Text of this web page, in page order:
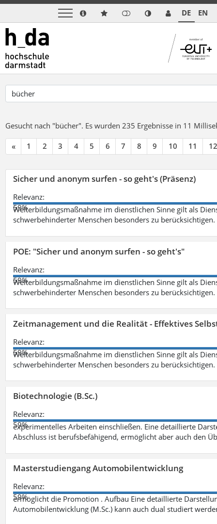
DE EN
Gesucht nach "bücher". Es wurden 235 Ergebnisse in 11
« 1 2 3 4 5 6 7 8 9 10 11 12
Sicher und anonym surfen - so geht's (Präsenz)
Relevanz:
59%
Weiterbildungsmaßnahme im dienstlichen Sinne gilt als
schwerbehinderter Menschen besonders zu berücksichtigen.
POE: "Sicher und anonym surfen - so geht's"
Relevanz:
59%
Weiterbildungsmaßnahme im dienstlichen Sinne gilt als
schwerbehinderter Menschen besonders zu berücksichtigen.
Zeitmanagement und die Realität - Effektives
Relevanz:
59%
Weiterbildungsmaßnahme im dienstlichen Sinne gilt als
schwerbehinderter Menschen besonders zu berücksichtigen.
Biotechnologie (B.Sc.)
Relevanz:
59%
experimentelles Arbeiten einschließen. Eine detaillierte
Abschluss ist berufsbefähigend, ermöglicht aber auch den
Masterstudiengang Automobilentwicklung
Relevanz:
59%
ermöglicht die Promotion . Aufbau Eine detaillierte
Automobilentwicklung (M.Sc.) kann auch dual studiert